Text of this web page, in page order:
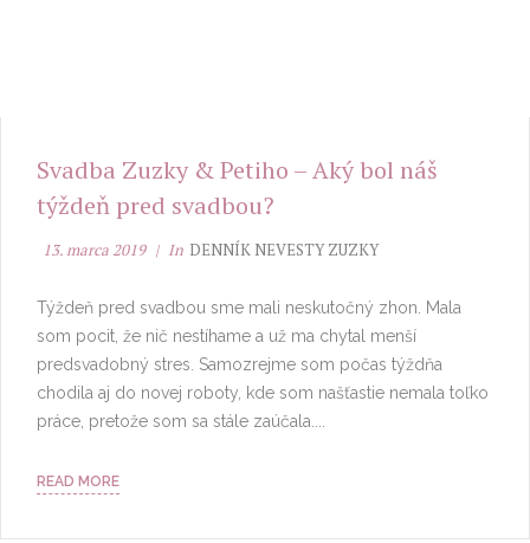
Svadba Zuzky & Petiho – Aký bol náš
týždeň pred svadbou?
13. marca 2019 In DENNÍK NEVESTY ZUZKY
Týždeň pred svadbou sme mali neskutočný zhon. Mala
som pocit, že nič nestíhame a už ma chytal menší
predsvadobný stres. Samozrejme som počas týždňa
chodila aj do novej roboty, kde som našťastie nemala toľko
práce, pretože som sa stále zaúčala....
READ MORE